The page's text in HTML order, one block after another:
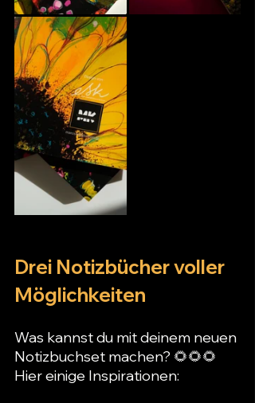
Drei Notizbücher voller
Möglichkeiten
Was kannst du mit deinem neuen
Notizbuchset machen? 🌻🌻🌻
Hier einige Inspirationen: